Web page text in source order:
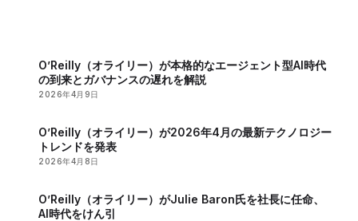
O’Reilly（オライリー）が本格的なエージェント型AI時代
の到来とガバナンスの遅れを解説
2026年4月9日
O’Reilly（オライリー）が2026年4月の最新テクノロジー
トレンドを発表
2026年4月8日
O’Reilly（オライリー）がJulie Baron氏を社長に任命、
AI時代をけん引